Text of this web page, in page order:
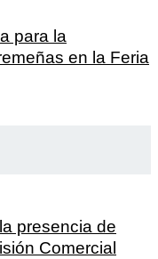
para la
en la Feria
presencia de
Comercial